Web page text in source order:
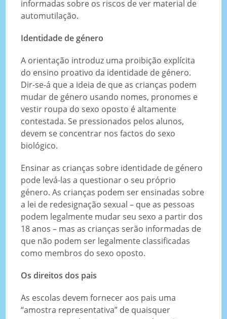
informadas sobre os riscos de ver material de
automutilação.
Identidade de género
A orientação introduz uma proibição explícita
do ensino proativo da identidade de género.
Dir-se-á que a ideia de que as crianças podem
mudar de género usando nomes, pronomes e
vestir roupa do sexo oposto é altamente
contestada. Se pressionados pelos alunos,
devem se concentrar nos factos do sexo
biológico.
Ensinar as crianças sobre identidade de género
pode levá-las a questionar o seu próprio
género. As crianças podem ser ensinadas sobre
a lei de redesignação sexual – que as pessoas
podem legalmente mudar seu sexo a partir dos
18 anos – mas as crianças serão informadas de
que não podem ser legalmente classificadas
como membros do sexo oposto.
Os direitos dos pais
As escolas devem fornecer aos pais uma
“amostra representativa” de quaisquer